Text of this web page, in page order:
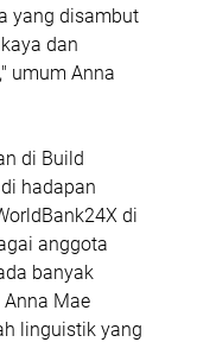
yang disambut
dan
umum Anna
di Build
hadapan
di
anggota
banyak
Mae
linguistik yang